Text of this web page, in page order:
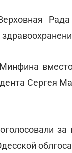
Сергея